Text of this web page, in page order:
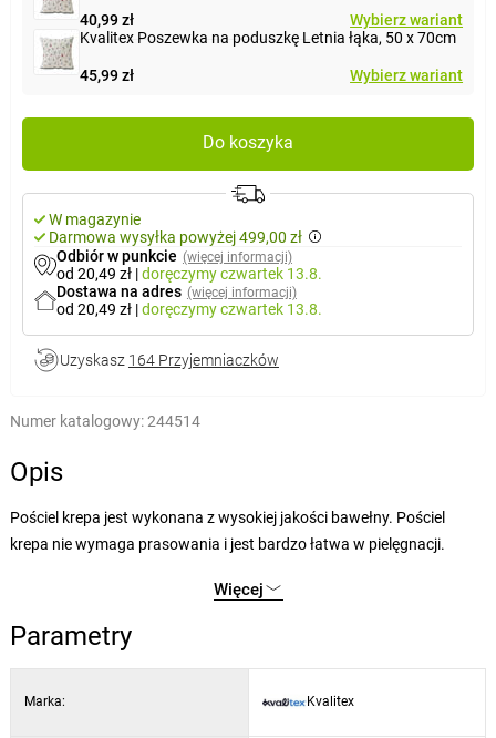
40,99 zł
Wybierz wariant
Kvalitex Poszewka na poduszkę Letnia łąka, 50 x 70cm
45,99 zł Wybierz wariant
Do koszyka
W magazynie
Darmowa wysyłka powyżej 499,00 zł
Odbiór w punkcie (więcej informacji)
od 20,49 zł |doręczymyczwartek 13.8.
Dostawa na adres (więcej informacji)
od 20,49 zł |doręczymyczwartek 13.8.
Uzyskasz 164 Przyjemniaczków
Numer katalogowy:244514
Opis
Pościel krepa jest wykonana z wysokiej jakości bawełny. Pościel
krepa nie wymaga prasowania i jest bardzo łatwa w pielęgnacji.
pościeli Letní louka. Delikatny motyw kwitnącej łąki z kolorowymi
kwiatami, delikatną zielenią i motylami wprowadza do wnętrza
poczucie spokoju i radości.
Wszyty zamek błyskawiczny jest obecnie bardzo poszukiwany ze
Więcej
Parametry
Marka: Kvalitex